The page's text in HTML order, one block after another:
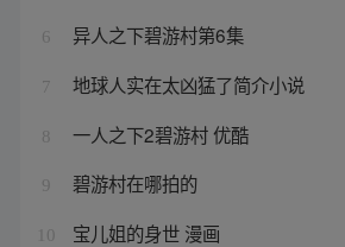
6 异人之下碧游村第6集
7 地球人实在太凶猛了简介小说
8 一人之下2碧游村 优酷
9 碧游村在哪拍的
10 宝儿姐的身世 漫画